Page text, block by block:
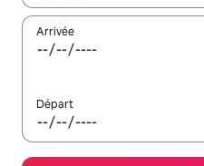
Arrivée
Départ